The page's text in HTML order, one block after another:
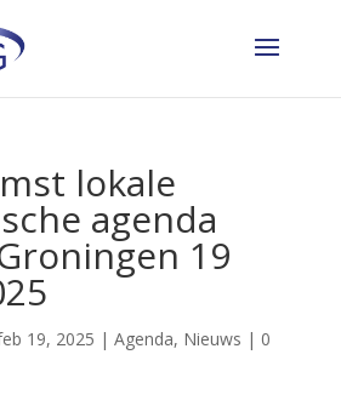
lokale
agenda
19
19, 2025 | Agenda, Nieuws | 0